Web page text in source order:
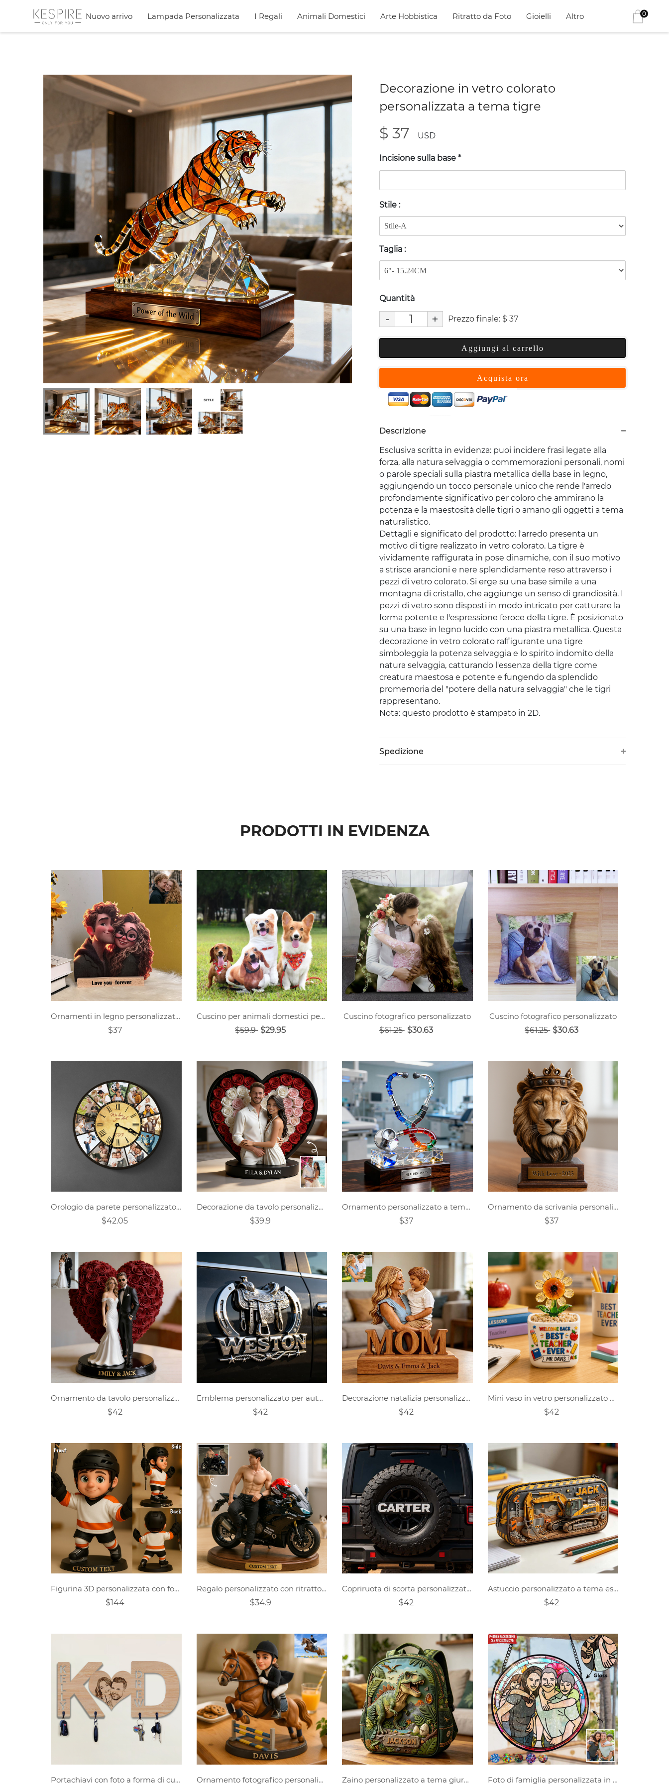
Nuovo arrivo Lampada Personalizzata I Regali Animali Domestici Arte Hobbistica Ritratto da Foto Gioielli Altro 0
Decorazione in vetro colorato
personalizzata a tema tigre
$ 37 USD
Incisione sulla base*
Stile :
Taglia :
Quantità
- + Prezzo finale: $ 37
Aggiungi al carrello
Acquista ora
Descrizione
Esclusiva scritta in evidenza: puoi incidere frasi legate alla
forza, alla natura selvaggia o commemorazioni personali, nomi
o parole speciali sulla piastra metallica della base in legno,
aggiungendo un tocco personale unico che rende l'arredo
profondamente significativo per coloro che ammirano la
potenza e la maestosità delle tigri o amano gli oggetti a tema
naturalistico.
Dettagli e significato del prodotto: l'arredo presenta un
motivo di tigre realizzato in vetro colorato. La tigre è
vividamente raffigurata in pose dinamiche, con il suo motivo
a strisce arancioni e nere splendidamente reso attraverso i
pezzi di vetro colorato. Si erge su una base simile a una
montagna di cristallo, che aggiunge un senso di grandiosità. I
pezzi di vetro sono disposti in modo intricato per catturare la
forma potente e l'espressione feroce della tigre. È posizionato
su una base in legno lucido con una piastra metallica. Questa
decorazione in vetro colorato raffigurante una tigre
simboleggia la potenza selvaggia e lo spirito indomito della
natura selvaggia, catturando l'essenza della tigre come
creatura maestosa e potente e fungendo da splendido
promemoria del "potere della natura selvaggia" che le tigri
rappresentano.
Nota: questo prodotto è stampato in 2D.
Spedizione
PRODOTTI IN EVIDENZA
Ornamenti in legno personalizzati con foto in stile cartone animato
$37
Cuscino per animali domestici personalizzato per gelato
$59.9 $29.95
Cuscino fotografico personalizzato
$61.25 $30.63
Cuscino fotografico personalizzato
$61.25 $30.63
Orologio da parete personalizzato con foto
$42.05
Decorazione da tavolo personalizzata con rosa fotografica per San Valentino.
$39.9
Ornamento personalizzato a tema stetoscopio in vetro colorato
$37
Ornamento da scrivania personalizzato a forma di leone
$37
Ornamento da tavolo personalizzato raffigurante una coppia di rose a forma di cuore
$42
Emblema personalizzato per auto a tema sella western e ferro di cavallo
$42
Decorazione natalizia personalizzata per la Festa della Mamma con foto "MOM" intagliata nel legno.
$42
Mini vaso in vetro personalizzato con nome a scelta: un regalo perfetto per il ritorno a scuola o una decorazione da scrivania per la Festa degli Insegnanti.
$42
Figurina 3D personalizzata con foto di un giocatore di hockey, regalo di hockey su ghiaccio, figurina sportiva con nome personalizzato, regalo di squadra
$144
Regalo personalizzato con ritratto di motociclista.
$34.9
Copriruota di scorta personalizzato con battistrada di monster truck
$42
Astuccio personalizzato a tema escavatore
$42
Portachiavi con foto a forma di cuore con lettere personalizzate Ornamento fotografico personalizzato con cartone animato equestre Zaino personalizzato a tema giurassico con dinosauri Foto di famiglia personalizzata in stile fumetto Sunshine Catcher